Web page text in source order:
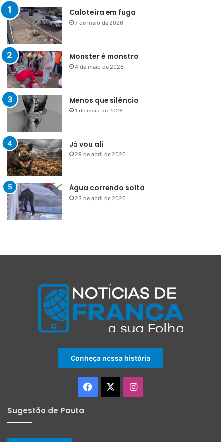
Caloteira em fuga
7 de maio de 2026
Monster é monstro
4 de maio de 2026
Menos que silêncio
1 de maio de 2026
Já vou ali
29 de abril de 2026
Água correndo solta
23 de abril de 2026
Conheça nossa história
Facebook Instagram
Sugestão de Pauta